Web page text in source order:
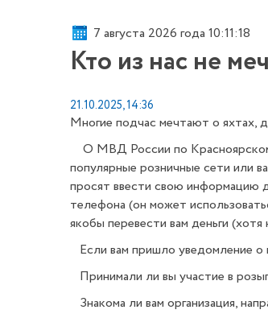
7 августа 2026 года 10:11:19
Кто из нас не
21.10.2025, 14:36
Многие подчас мечтают о яхтах,
О МВД России по
популярные розничные сети или
просят ввести свою информацию
телефона (он может
якобы перевести вам деньги
Если вам пришло уведомление
Принимали ли вы участие в
Знакома ли вам организация,